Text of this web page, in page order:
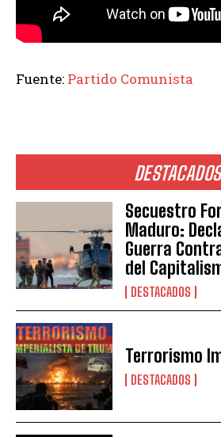
DESTACADOS
Secuestro
Maduro:
Guerra
del
DESTACADOS
Terrorismo
DESTACADOS
Fuente: Partido Comunista